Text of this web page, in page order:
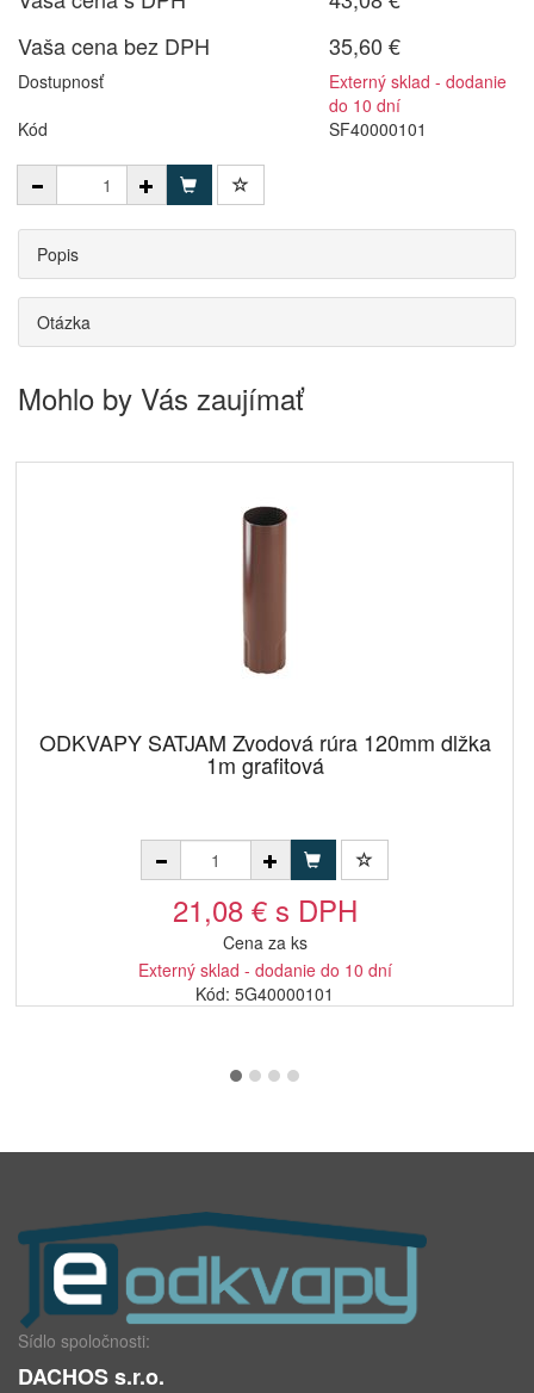
Vaša cena bez DPH
35,60 €
Dostupnosť
Externý sklad - dodanie
do 10 dní
Kód
SF40000101
Popis
Otázka
Mohlo by Vás zaujímať
ODKVAPY SATJAM Zvodová rúra 120mm dlžka
1m grafitová
21,08 € s DPH
Cena za ks
Externý sklad - dodanie do 10 dní
Kód: 5G40000101
Sídlo spoločnosti:
DACHOS s.r.o.